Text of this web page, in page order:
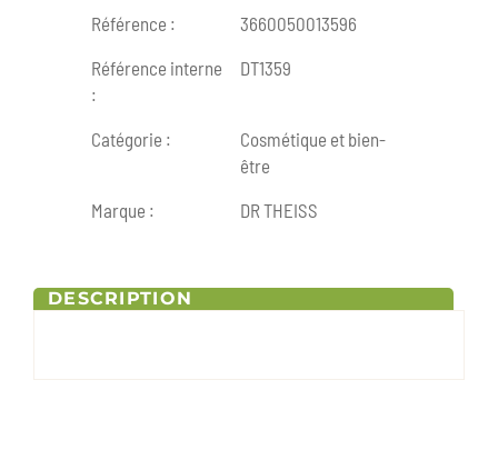
Référence :
3660050013596
Référence interne
:
DT1359
Catégorie :
Cosmétique et bien-
être
Marque :
DR THEISS
DESCRIPTION